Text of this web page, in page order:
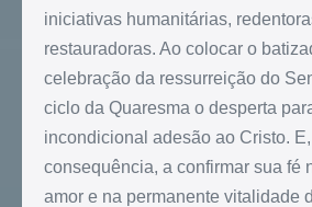
iniciativas humanitárias,
restauradoras. Ao colocar o
celebração da ressurreição do
ciclo da Quaresma o desperta
incondicional adesão ao Cristo. E,
consequência, a confirmar sua fé
amor e na permanente vitalidade